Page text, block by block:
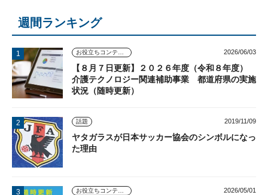
週間ランキング
お役立ちコンテンツ 2026/06/03
【８月７日更新】２０２６年度（令和８年度）
介護テクノロジー関連補助事業 都道府県の実施
状況（随時更新）
話題 2019/11/09
ヤタガラスが日本サッカー協会のシンボルになっ
た理由
お役立ちコンテンツ 2026/05/01